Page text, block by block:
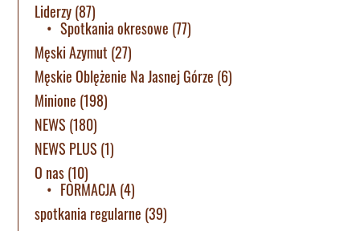
Liderzy(87)
Spotkania okresowe (77)
Męski Azymut (27)
Męskie Oblężenie Na Jasnej Górze (6)
Minione (198)
NEWS (180)
NEWS PLUS (1)
O nas(10)
FORMACJA(4)
spotkania regularne (39)